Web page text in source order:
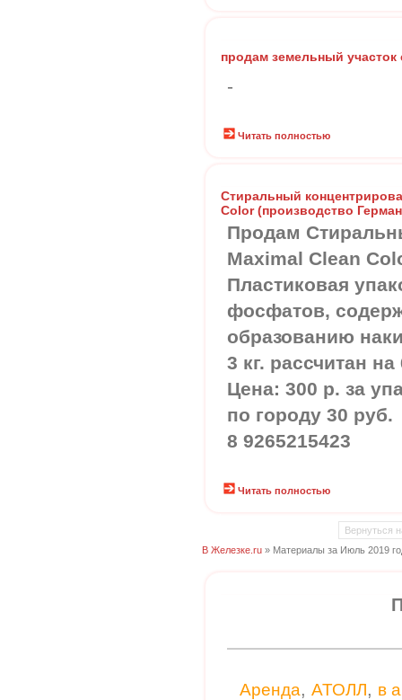
продам земельный
-
Читать полностью
Стиральный
Color (производство
Продам
Maximal Clean
Пластиковая
фосфатов,
образованию
3 кг. рассчитан
Цена: 300 р. за
по городу 30 руб.
8 9265215423
Читать полностью
Вернуться
В Железке.ru » Материалы за Июль 2019
Аренда, АТОЛЛ, в